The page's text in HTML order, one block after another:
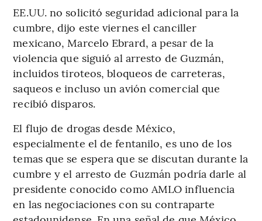
EE.UU. no solicitó seguridad adicional para la
cumbre, dijo este viernes el canciller
mexicano, Marcelo Ebrard, a pesar de la
violencia que siguió al arresto de Guzmán,
incluidos tiroteos, bloqueos de carreteras,
saqueos e incluso un avión comercial que
recibió disparos.
El flujo de drogas desde México,
especialmente el de fentanilo, es uno de los
temas que se espera que se discutan durante la
cumbre y el arresto de Guzmán podría darle al
presidente conocido como AMLO influencia
en las negociaciones con su contraparte